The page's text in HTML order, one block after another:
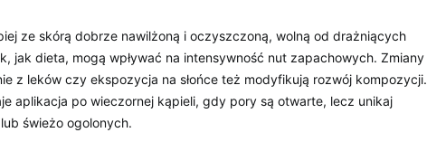
ze skórą dobrze nawilżoną i oczyszczoną, wolną od drażniących
jak dieta, mogą wpływać na intensywność nut zapachowych. Zmiany
z leków czy ekspozycja na słońce też modyfikują rozwój kompozycji.
aplikacja po wieczornej kąpieli, gdy pory są otwarte, lecz unikaj
świeżo ogolonych.